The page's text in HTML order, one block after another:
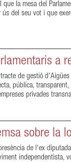
la mesa del
del seu vot i que
a
de gestió
pública,
privades
sobre la
de l'ex
independentista,